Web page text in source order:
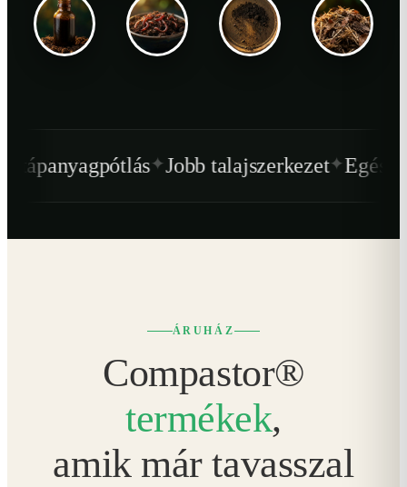
Jobb talajszerkezet✦ Egészségesebb
ÁRUHÁZ
Compastor®
termékek,
amik már tavasszal